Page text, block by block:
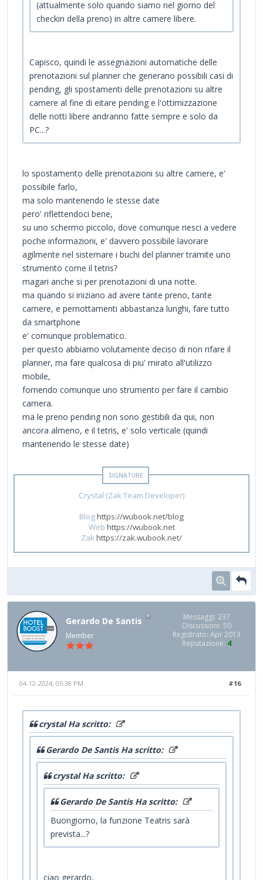
(attualmente solo quando siamo nel giorno del
checkin della preno) in altre camere libere.
Capisco, quindi le assegnazioni automatiche delle
prenotazioni sul planner che generano possibili casi di
pending, gli spostamenti delle prenotazioni su altre
camere al fine di eitare pending e l'ottimizzazione
delle notti libere andranno fatte sempre e solo da
PC...?
lo spostamento delle prenotazioni su altre camere, e'
possibile farlo,
ma solo mantenendo le stesse date
pero' riflettendoci bene,
su uno schermo piccolo, dove comunque riesci a vedere
poche informazioni, e' davvero possibile lavorare
agilmente nel sistemare i buchi del planner tramite uno
strumento come il tetris?
magari anche si per prenotazioni di una notte.
ma quando si iniziano ad avere tante preno, tante
camere, e pernottamenti abbastanza lunghi, fare tutto
da smartphone
e' comunque problematico.
per questo abbiamo volutamente deciso di non rifare il
planner, ma fare qualcosa di piu' mirato all'utilizzo
mobile,
fornendo comunque uno strumento per fare il cambio
camera.
ma le preno pending non sono gestibili da qui, non
ancora almeno, e il tetris, e' solo verticale (quindi
mantenendo le stesse date)
Crystal (Zak Team Developer)
Bloghttps://wubook.net/blog
Web https://wubook.net
Zakhttps://zak.wubook.net/
Gerardo De Santis
Member
Messaggi: 237
Discussioni: 50
Registrato: Apr 2013
Reputazione: 4
#16
04-12-2024, 05:38 PM
crystal Ha scritto:
Gerardo De Santis Ha scritto:
crystal Ha scritto:
Gerardo De Santis Ha scritto:
Buongiorno, la funzione Teatris sarà
prevista...?
ciao gerardo,